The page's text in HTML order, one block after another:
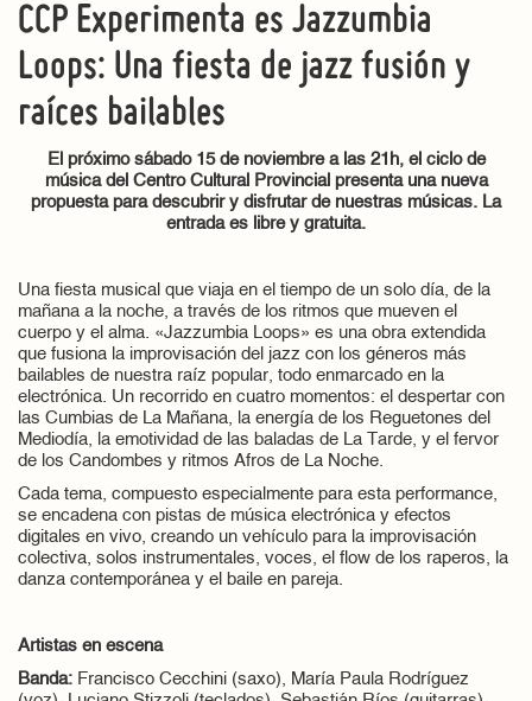
CCP Experimenta es Jazzumbia
Loops: Una fiesta de jazz fusión y
raíces bailables
El próximo sábado 15 de noviembre a las 21h, el ciclo de
música del Centro Cultural Provincial presenta una nueva
propuesta para descubrir y disfrutar de nuestras músicas. La
entrada es libre y gratuita.
Una fiesta musical que viaja en el tiempo de un solo día, de la
mañana a la noche, a través de los ritmos que mueven el
cuerpo y el alma. «Jazzumbia Loops» es una obra extendida
que fusiona la improvisación del jazz con los géneros más
bailables de nuestra raíz popular, todo enmarcado en la
electrónica. Un recorrido en cuatro momentos: el despertar con
las Cumbias de La Mañana, la energía de los Reguetones del
Mediodía, la emotividad de las baladas de La Tarde, y el fervor
de los Candombes y ritmos Afros de La Noche.
Cada tema, compuesto especialmente para esta performance,
se encadena con pistas de música electrónica y efectos
digitales en vivo, creando un vehículo para la improvisación
colectiva, solos instrumentales, voces, el flow de los raperos, la
danza contemporánea y el baile en pareja.
Artistas en escena
Banda: Francisco Cecchini (saxo), María Paula Rodríguez